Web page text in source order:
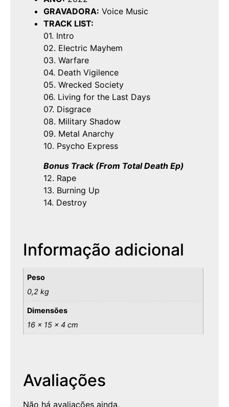
GRAVADORA: Voice Music
TRACK LIST:
01. Intro
02. Electric Mayhem
03. Warfare
04. Death Vigilence
05. Wrecked Society
06. Living for the Last Days
07. Disgrace
08. Military Shadow
09. Metal Anarchy
10. Psycho Express
Bonus Track (From Total Death Ep)
12. Rape
13. Burning Up
14. Destroy
Informação adicional
Peso
0,2 kg
Dimensões
16 × 15 × 4 cm
Avaliações
Não há avaliações ainda.